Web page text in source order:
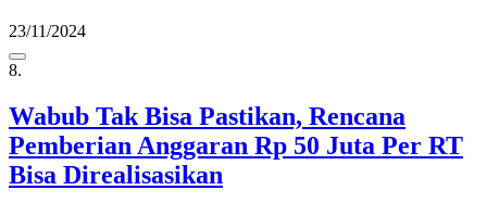
23/11/2024
8.
Wabub Tak Bisa Pastikan, Rencana
Pemberian Anggaran Rp 50 Juta Per RT
Bisa Direalisasikan